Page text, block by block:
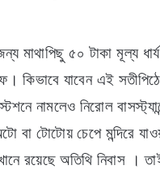
মাথাপিছু ৫০ টাকা মূল্য
কিভাবে যাবেন এই সতীপিঠে
নামলেও নিরোল
বা টোটোয় চেপে মন্দিরে
রয়েছে অতিথি নিবাস ।